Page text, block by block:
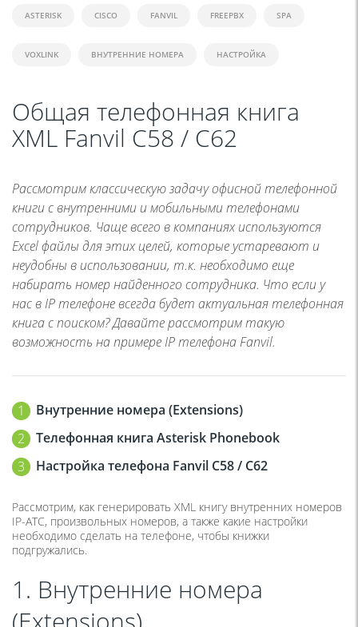
ASTERISK CISCO FANVIL FREEPBX SPA
VOXLINK ВНУТРЕННИЕ НОМЕРА НАСТРОЙКА
Общая телефонная книга
XML Fanvil С58 / С62
Рассмотрим классическую задачу офисной телефонной
книги с внутренними и мобильными телефонами
сотрудников. Чаще всего в компаниях используются
Excel файлы для этих целей, которые устаревают и
неудобны в использовании, т.к. необходимо еще
набирать номер найденного сотрудника. Что если у
нас в IP телефоне всегда будет актуальная телефонная
книга с поиском? Давайте рассмотрим такую
возможность на примере IP телефона Fanvil.
Внутренние номера (Extensions)
Телефонная книга Asterisk Phonebook
Настройка телефона Fanvil C58 / C62
Рассмотрим, как генерировать XML книгу внутренних номеров
IP-АТС, произвольных номеров, а также какие настройки
необходимо сделать на телефоне, чтобы книжки
подгружались.
1. Внутренние номера